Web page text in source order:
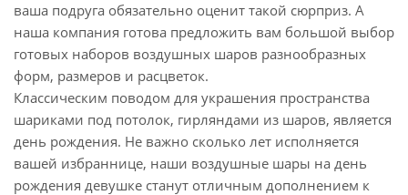
ваша подруга обязательно оценит такой сюрприз. А
наша компания готова предложить вам большой выбор
готовых наборов воздушных шаров разнообразных
форм, размеров и расцветок.
Классическим поводом для украшения пространства
шариками под потолок, гирляндами из шаров, является
день рождения. Не важно сколько лет исполняется
вашей избраннице, наши воздушные шары на день
рождения девушке станут отличным дополнением к